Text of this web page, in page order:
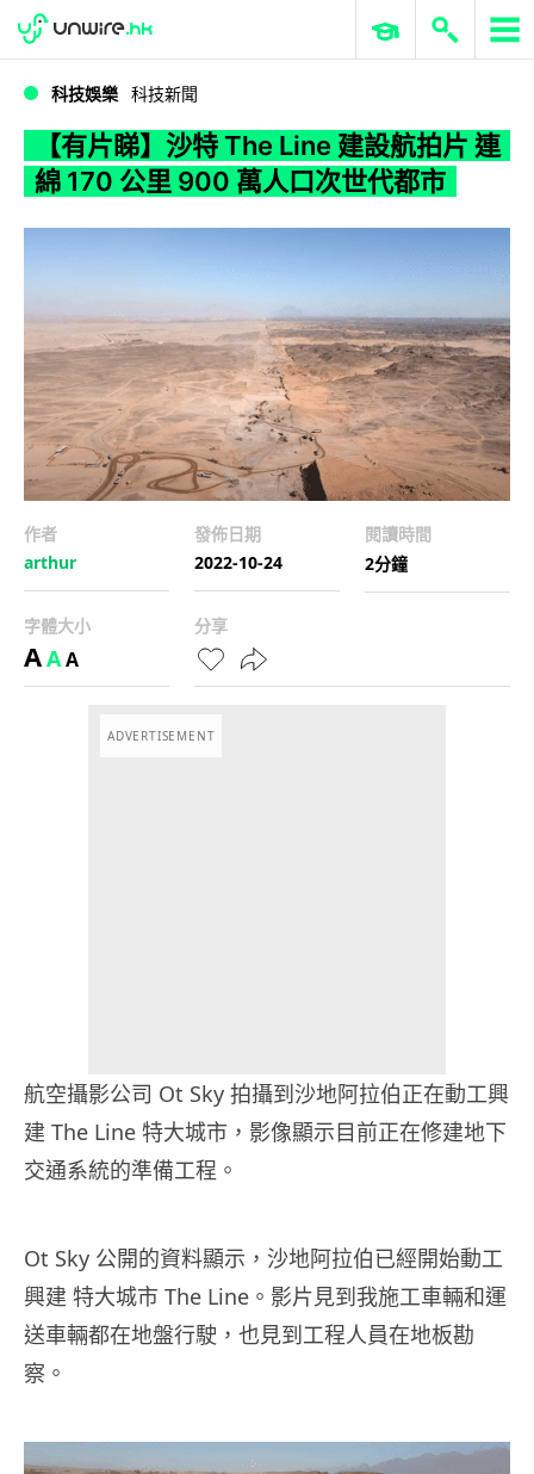
WWDC 2026 ERP 與商業 AI
科技娛樂 科技新聞
【有片睇】沙特 The Line 建設航拍片 連
綿 170 公里 900 萬人口次世代都市
作者
arthur
發佈日期
2022-10-24
閱讀時間
2分鐘
字體大小
AAA
分享
ADVERTISEMENT
航空攝影公司 Ot Sky 拍攝到沙地阿拉伯正在動工興
建 The Line 特大城市，影像顯示目前正在修建地下
交通系統的準備工程。
Ot Sky 公開的資料顯示，沙地阿拉伯已經開始動工
興建 特大城市 The Line。影片見到我施工車輛和運
送車輛都在地盤行駛，也見到工程人員在地板勘
察。